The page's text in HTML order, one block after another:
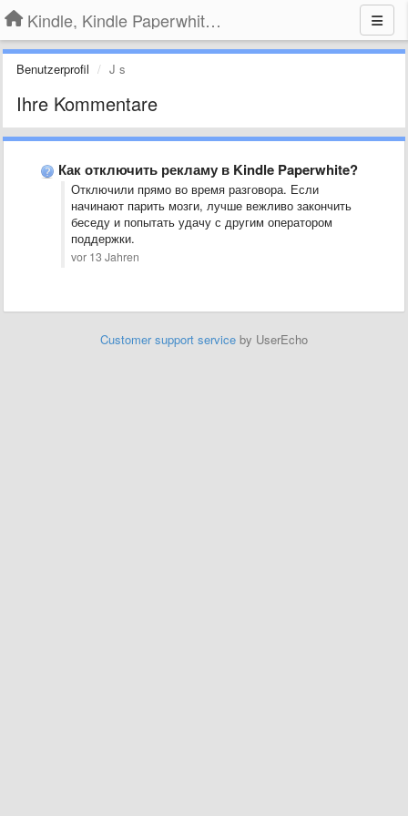
Kindle, Kindle Paperwhite, Kindle Voyage
Benutzerprofil J s
Ihre Kommentare
Как отключить рекламу в Kindle Paperwhite?
Отключили прямо во время разговора. Если
начинают парить мозги, лучше вежливо закончить
беседу и попытать удачу с другим оператором
поддержки.
vor 13 Jahren
Customer support service by UserEcho